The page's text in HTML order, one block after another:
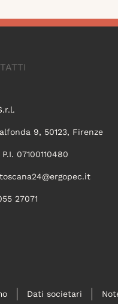
9, 50123, Firenze
P.I. 07100110480
toscana24@ergopec.it
27071
Dati societari